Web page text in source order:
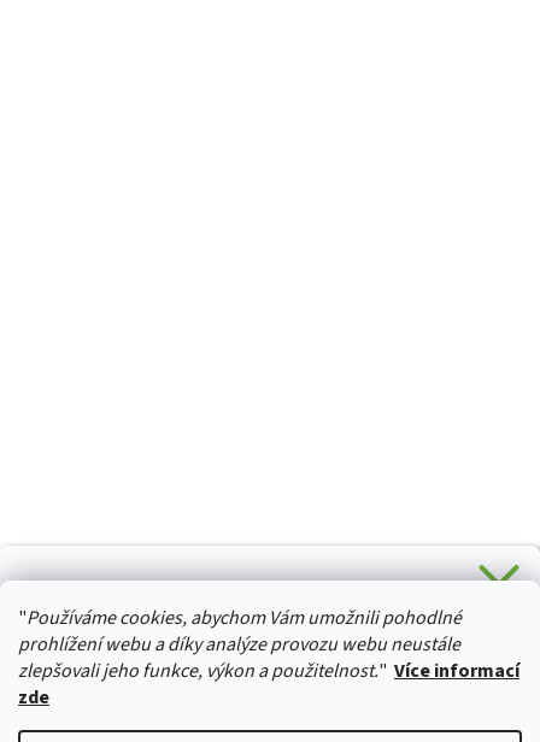
"Používáme cookies, abychom Vám umožnili pohodlné
prohlížení webu a díky analýze provozu webu neustále
zlepšovali jeho funkce, výkon a použitelnost." Více informací
zde
HURTTA-COLLECTION.CZ
Stačí se přihlásit k odběru novinek z našeho obchodu a je
Vaše :)
Ano, chci se přihlásit